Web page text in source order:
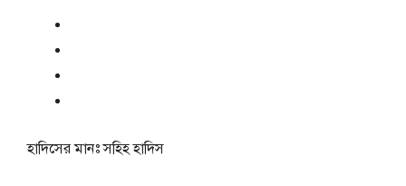
হাদিসের মানঃসহিহ হাদিস